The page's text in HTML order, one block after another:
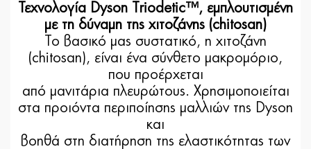
Τεχνολογία Dyson Triodetic™, εμπλουτισμένη
με τη δύναμη της χιτοζάνης (chitosan)
Το βασικό μας συστατικό, η χιτοζάνη
(chitosan), είναι ένα σύνθετο μακρομόριο,
που προέρχεται
από μανιτάρια πλευρώτους. Χρησιμοποιείται
στα προιόντα περιποίησης μαλλιών της Dyson
και
βοηθά στη διατήρηση της ελαστικότητας των